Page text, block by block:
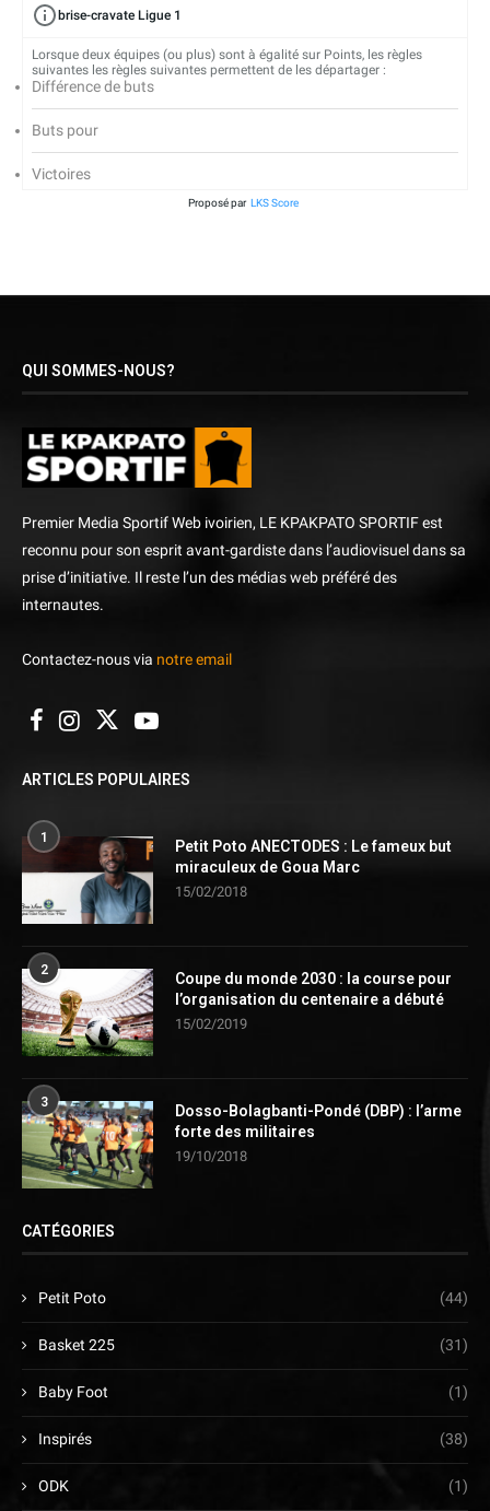
brise-cravate Ligue 1
Lorsque deux équipes (ou plus) sont à égalité sur Points, les règles
suivantes les règles suivantes permettent de les départager :
Différence de buts
Buts pour
Victoires
Proposé par LKS Score
QUI SOMMES-NOUS?
Premier Media Sportif Web ivoirien, LE KPAKPATO SPORTIF est
reconnu pour son esprit avant-gardiste dans l’audiovisuel dans sa
prise d’initiative. Il reste l’un des médias web préféré des
internautes.
Contactez-nous via notre email
ARTICLES POPULAIRES
1
Petit Poto ANECTODES : Le fameux but
miraculeux de Goua Marc
15/02/2018
2
Coupe du monde 2030 : la course pour
l’organisation du centenaire a débuté
15/02/2019
3
Dosso-Bolagbanti-Pondé (DBP) : l’arme
forte des militaires
19/10/2018
CATÉGORIES
Petit Poto (44)
Basket 225 (31)
Baby Foot (1)
Inspirés (38)
ODK (1)